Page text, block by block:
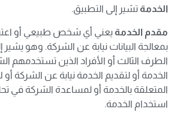
الخدمة تشير إلى التطبيق.
مقدم الخدمة يعني أي شخص طبيعي أو
بمعالجة البيانات نيابة عن الشركة. وهو
الطرف الثالث أو الأفراد الذين تستخدمهم
الخدمة أو لتقديم الخدمة نيابة عن الشركة أو
المتعلقة بالخدمة أو لمساعدة الشركة في
استخدام الخدمة.